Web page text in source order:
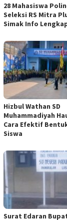
28 Mahasiswa
Seleksi RS Mitra
Simak Info
Hizbul Wathan SD
Muhammadiyah
Cara Efektif
Siswa
Surat Edaran